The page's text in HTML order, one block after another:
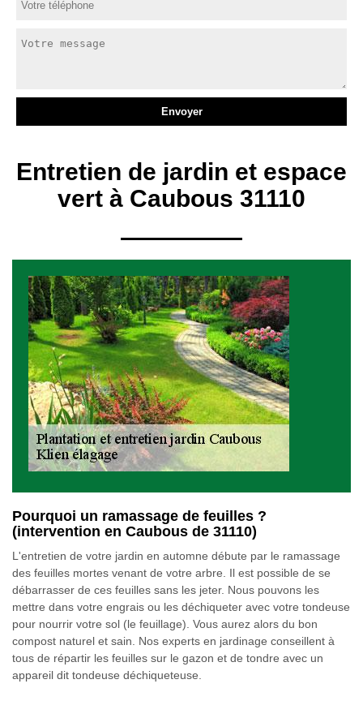
Entretien de jardin et espace
vert à Caubous 31110
Pourquoi un ramassage de feuilles ?
(intervention en Caubous de 31110)
L'entretien de votre jardin en automne débute par le ramassage
des feuilles mortes venant de votre arbre. Il est possible de se
débarrasser de ces feuilles sans les jeter. Nous pouvons les
mettre dans votre engrais ou les déchiqueter avec votre tondeuse
pour nourrir votre sol (le feuillage). Vous aurez alors du bon
compost naturel et sain. Nos experts en jardinage conseillent à
tous de répartir les feuilles sur le gazon et de tondre avec un
appareil dit tondeuse déchiqueteuse.